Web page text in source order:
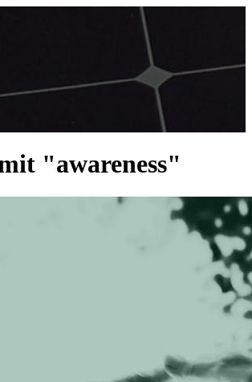
"awareness"